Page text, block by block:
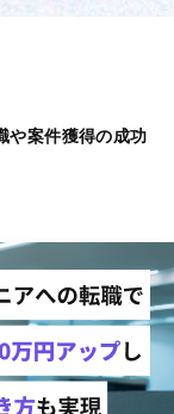
や案件獲得の成功